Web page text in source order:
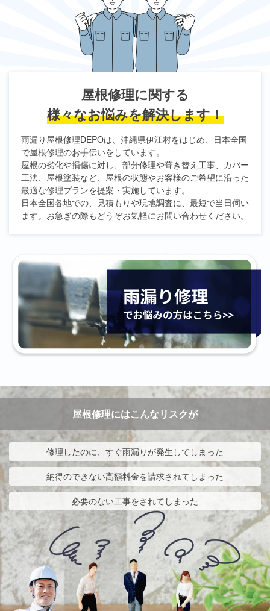
屋根修理に関する
様々なお悩みを解決します！
雨漏り屋根修理DEPOは、沖縄県伊江村をはじめ、日本全国
で屋根修理のお手伝いをしています。
屋根の劣化や損傷に対し、部分修理や葺き替え工事、カバー
工法、屋根塗装など、屋根の状態やお客様のご希望に沿った
最適な修理プランを提案・実施しています。
日本全国各地での、見積もりや現地調査に、最短で当日伺い
ます。お急ぎの際もどうぞお気軽にお問い合わせください。
屋根修理にはこんなリスクが
修理したのに、すぐ雨漏りが発生してしまった
納得のできない高額料金を請求されてしまった
必要のない工事をされてしまった